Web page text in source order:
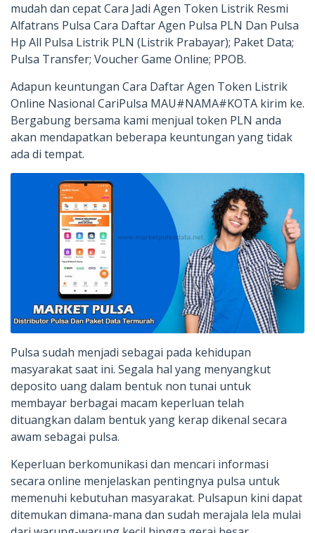
mudah dan cepat Cara Jadi Agen Token Listrik Resmi
Alfatrans Pulsa Cara Daftar Agen Pulsa PLN Dan Pulsa
Hp All Pulsa Listrik PLN (Listrik Prabayar); Paket Data;
Pulsa Transfer; Voucher Game Online; PPOB.
Adapun keuntungan Cara Daftar Agen Token Listrik
Online Nasional CariPulsa MAU#NAMA#KOTA kirim ke.
Bergabung bersama kami menjual token PLN anda
akan mendapatkan beberapa keuntungan yang tidak
ada di tempat.
Pulsa sudah menjadi sebagai pada kehidupan
masyarakat saat ini. Segala hal yang menyangkut
deposito uang dalam bentuk non tunai untuk
membayar berbagai macam keperluan telah
dituangkan dalam bentuk yang kerap dikenal secara
awam sebagai pulsa.
Keperluan berkomunikasi dan mencari informasi
secara online menjelaskan pentingnya pulsa untuk
memenuhi kebutuhan masyarakat. Pulsapun kini dapat
ditemukan dimana-mana dan sudah merajala lela mulai